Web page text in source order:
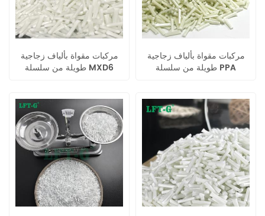
مركبات مقواة بألياف زجاجية
طويلة من سلسلة MXD6
مركبات مقواة بألياف زجاجية
طويلة من سلسلة PPA